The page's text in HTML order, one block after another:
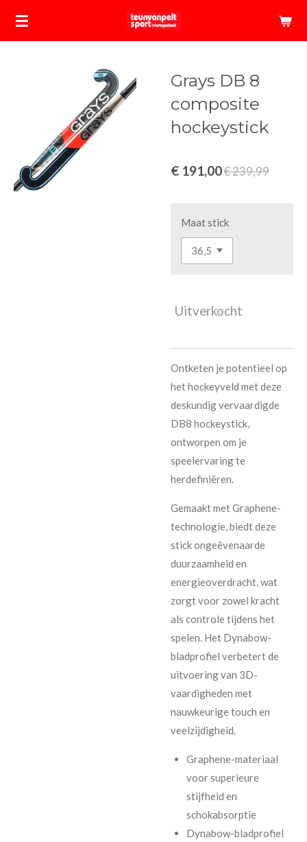
Ga
Grays DB 8
composite
hockeystick
€ 191,00€ 239,99
Maat stick
Uitverkocht
Ontketen je potentieel op
het hockeyveld met deze
deskundig vervaardigde
DB8 hockeystick,
ontworpen om je
speelervaring te
herdefiniëren.
Gemaakt met Graphene-
technologie, biedt deze
stick ongeëvenaarde
duurzaamheid en
energieoverdracht, wat
zorgt voor zowel kracht
als controle tijdens het
spelen. Het Dynabow-
bladprofiel verbetert de
uitvoering van 3D-
vaardigheden met
nauwkeurige touch en
veelzijdigheid.
Graphene-materiaal
voor superieure
stijfheid en
schokabsorptie
Dynabow-bladprofiel